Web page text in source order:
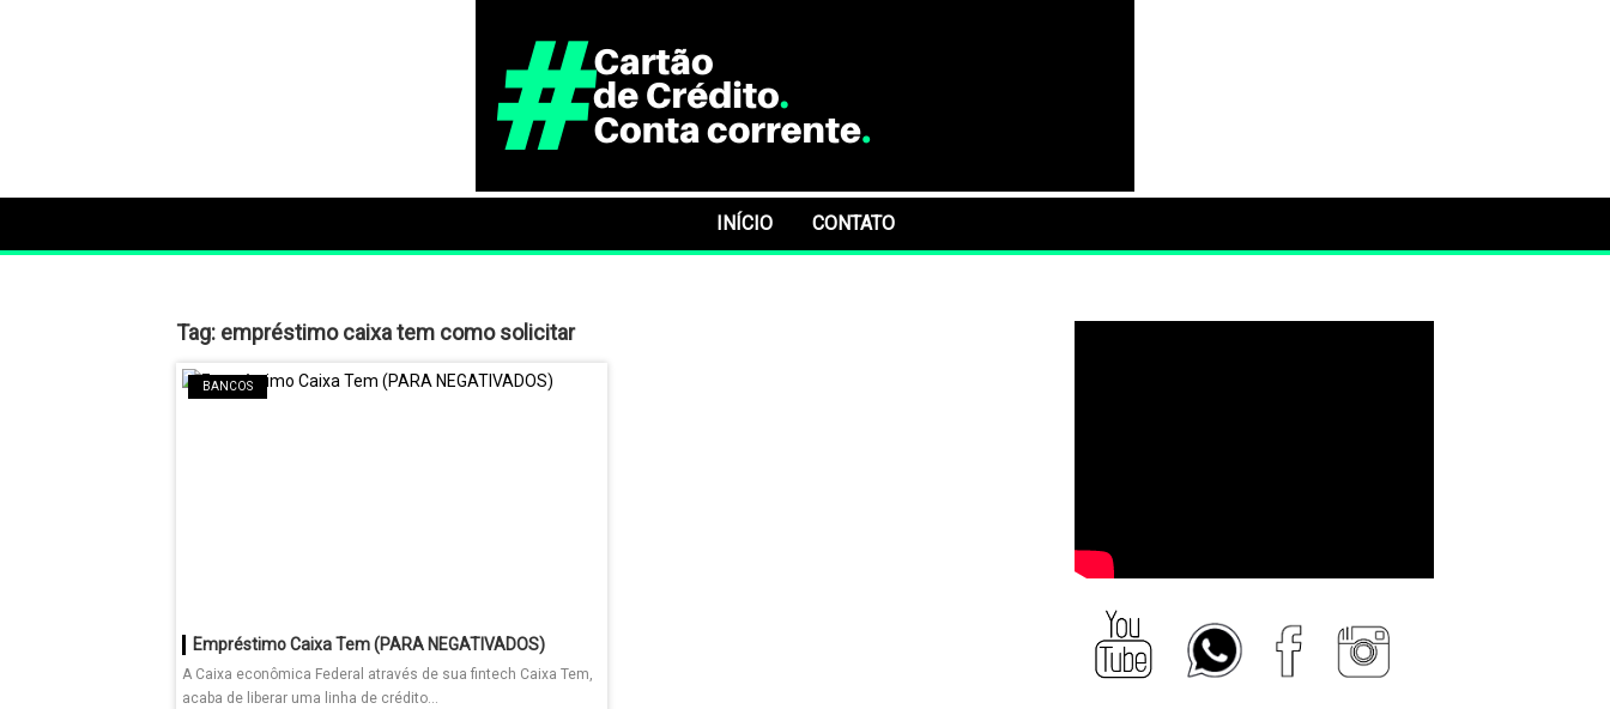
INÍCIO CONTATO
Tag: empréstimo caixa tem como solicitar
BANCOS
Empréstimo Caixa Tem (PARA NEGATIVADOS)
A Caixa econômica Federal através de sua fintech Caixa Tem,
acaba de liberar uma linha de crédito...